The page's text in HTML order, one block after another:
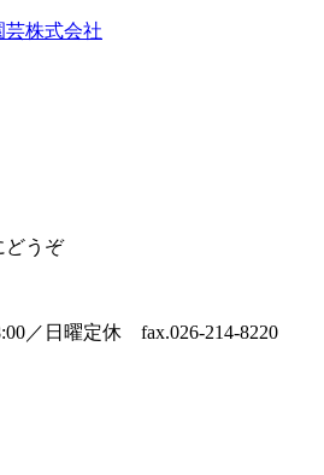
どうぞ
／日曜定休 fax.026-214-8220